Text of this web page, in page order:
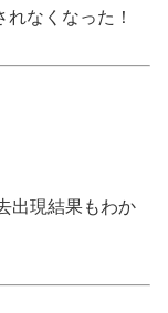
なくなった！
出現結果もわか